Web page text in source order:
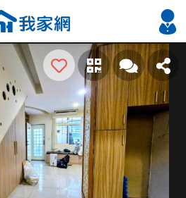
搜尋
熱門關鍵字
2026 新北降價好屋限量釋出
2026 台南降價好屋限量釋出